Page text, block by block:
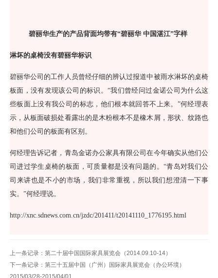
碧丽华生产的产品背面均带有“碧丽华 中国湛江”字样
淋坏的桌椅没有碧丽华标识
碧丽华公司的工作人员曾经仔细的辨认过报道中被雨水淋坏的桌椅
板面，没有发现该公司的标识。“我们曾经问过金诺公司为什么这
些板面上没有我公司的标志，他们根本就回答不上来。”何经理表
示，从板面破损处看露出的是木粉根本不是橡木屑，形状、纹路也
和他们公司的板面有区别。
何经理告诉记者，青岛金诺办公家具有限公司在今年确实从他们公
司进过学生桌椅的板面，可质量都是没有问题的。“青岛对我们公
司来讲也是不小的市场，我们非常重视，所以我们想澄清一下事
实。”何经理说。
http://xnc.sdnews.com.cn/jzdc/201411/t20141110_1776195.html
上一条记录： 第二十届中国国际家具展览会（2014.09.10-14）
下一条记录： 第三十五届中国（广州）国际家具展览会（办公环境）
2015/03/28-2015/04/01